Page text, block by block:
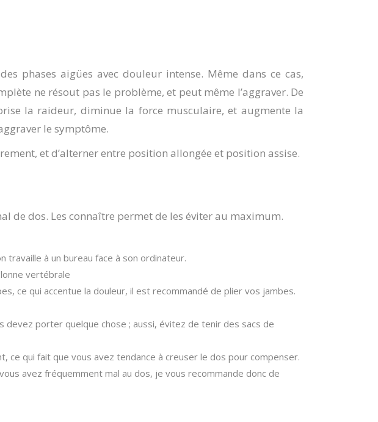
phases aigües avec douleur intense. Même dans ce cas,
ne résout pas le problème, et peut même l’aggraver. De
la raideur, diminue la force musculaire, et augmente la
le symptôme.
et d’alterner entre position allongée et position assise.
de dos. Les connaître permet de les éviter au maximum.
travaille à un bureau face à son ordinateur.
vertébrale
ce qui accentue la douleur, il est recommandé de plier vos jambes.
porter quelque chose ; aussi, évitez de tenir des sacs de
ce qui fait que vous avez tendance à creuser le dos pour compenser.
avez fréquemment mal au dos, je vous recommande donc de